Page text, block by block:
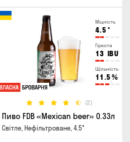
Міцність
4.5 °
Гіркота
13 IBU
Щільність
11.5 %
(2)
Пиво FDB «Mexican beer» 0.33л
Світле, Нефільтроване, 4.5°